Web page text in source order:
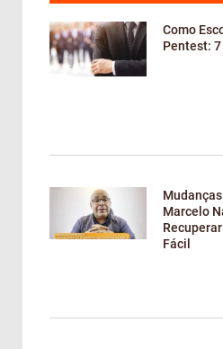
Como
Pentest:
Marcelo
Fácil